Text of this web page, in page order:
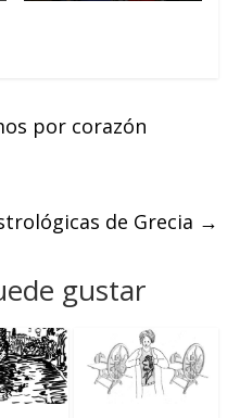
por corazón
de Grecia →
gustar